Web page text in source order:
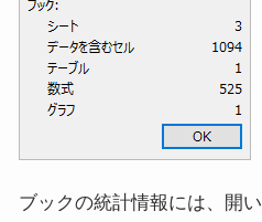
ブックの統計情報には、開